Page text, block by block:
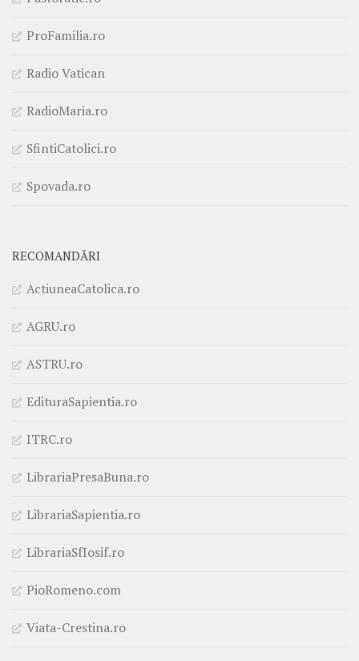
ProFamilia.ro
Radio Vatican
RadioMaria.ro
SfintiCatolici.ro
Spovada.ro
RECOMANDĂRI
ActiuneaCatolica.ro
AGRU.ro
ASTRU.ro
EdituraSapientia.ro
ITRC.ro
LibrariaPresaBuna.ro
LibrariaSapientia.ro
LibrariaSfIosif.ro
PioRomeno.com
Viata-Crestina.ro